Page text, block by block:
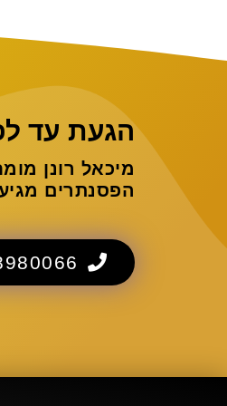
הגעת עד
מיכאל רונן
הפסנתרים